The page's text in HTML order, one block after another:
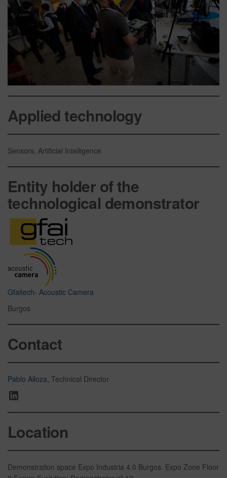
Applied technology
Sensors, Artificial Intelligence
Entity holder of the
technological demonstrator
Gfaitech- Acoustic Camera
Burgos
Contact
Pablo Alloza, Technical Director
Location
Demonstration space Expo Industria 4.0 Burgos. Expo Zone Floor